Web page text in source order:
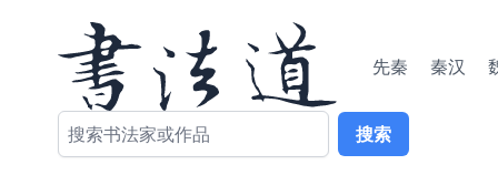
先秦 秦汉
搜索